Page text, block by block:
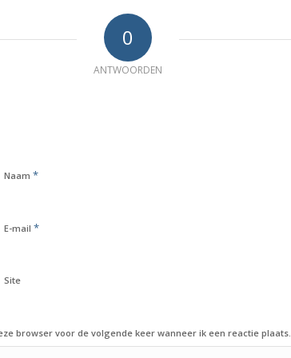
0
ANTWOORDEN
Naam *
E-mail *
Site
browser voor de volgende keer wanneer ik een reactie plaats.